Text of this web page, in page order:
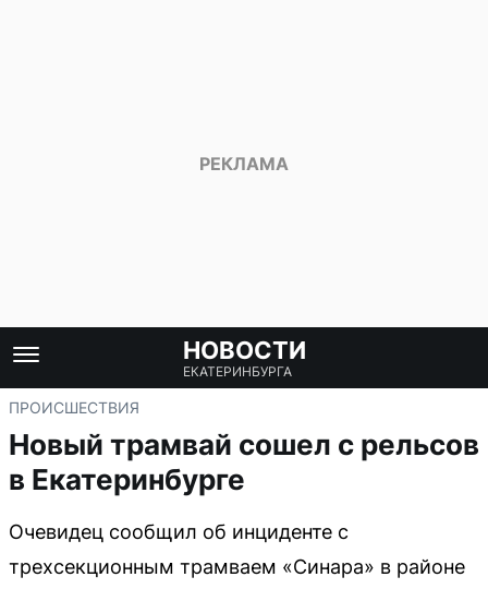
НОВОСТИ
ЕКАТЕРИНБУРГА
ПРОИСШЕСТВИЯ
Новый трамвай сошел с рельсов
в Екатеринбурге
Очевидец сообщил об инциденте с
трехсекционным трамваем «Синара» в районе